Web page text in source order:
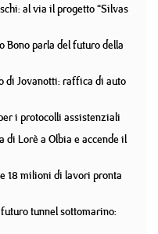
al via il progetto “Silvas
Bono parla del futuro della
di Jovanotti: raffica di auto
i protocolli assistenziali
di Lorè a Olbia e accende il
18 milioni di lavori pronta
tunnel sottomarino: